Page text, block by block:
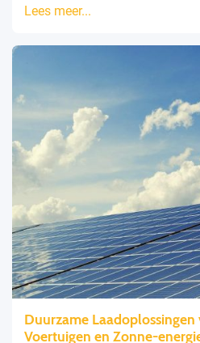
Lees meer...
Duurzame
Voertuigen en Zonne-